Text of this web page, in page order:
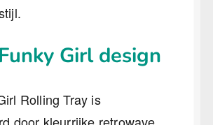
Girl design
Rolling Tray is